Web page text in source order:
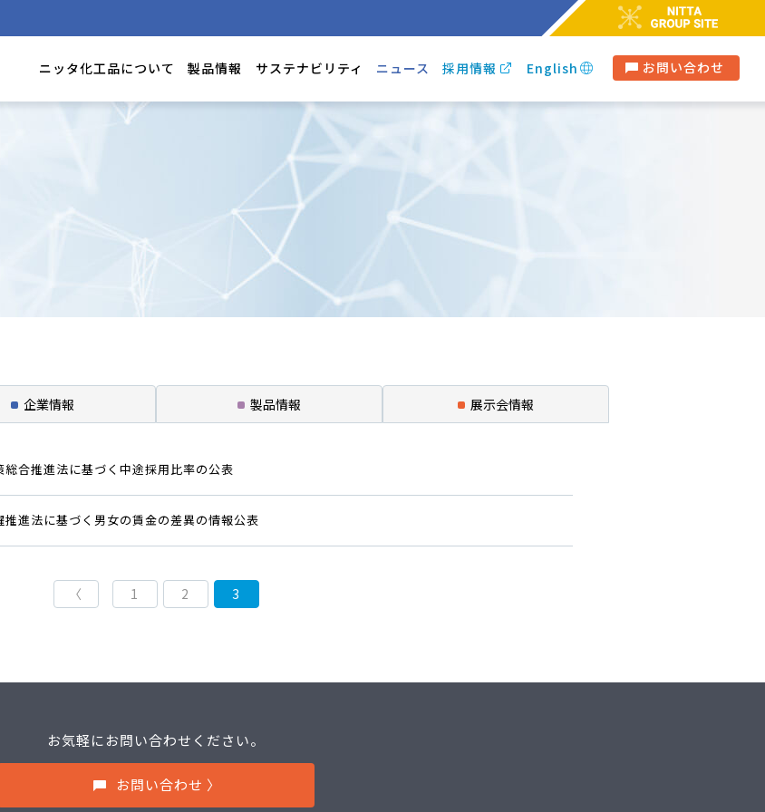
ニッタ化工品について 製品情報 サステナビリティ ニュース 採用情報 English お問い合わせ
企業情報 製品情報 展示会情報
総合推進法に基づく中途採用比率の公表
推進法に基づく男女の賃金の差異の情報公表
〈 1 2 3
お気軽にお問い合わせください。
お問い合わせ 〉